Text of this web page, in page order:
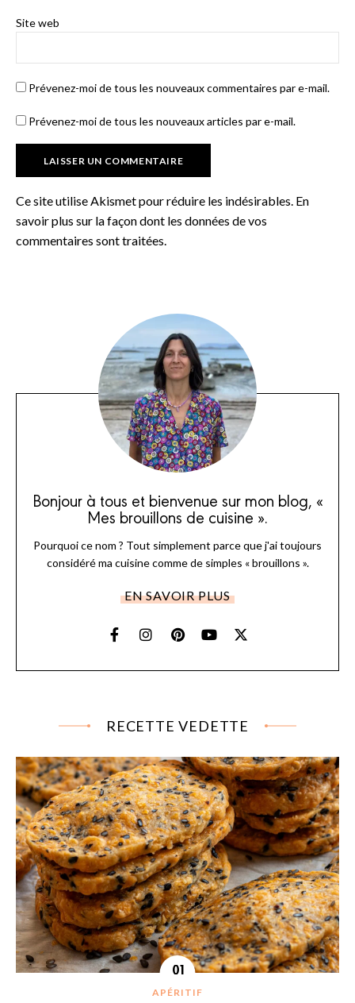
Site web
Prévenez-moi de tous les nouveaux commentaires par e-mail.
Prévenez-moi de tous les nouveaux articles par e-mail.
Ce site utilise Akismet pour réduire les indésirables. En
savoir plus sur la façon dont les données de vos
commentaires sont traitées.
Bonjour à tous et bienvenue sur mon blog, «
Mes brouillons de cuisine ».
Pourquoi ce nom ? Tout simplement parce que j'ai toujours
considéré ma cuisine comme de simples « brouillons ».
EN SAVOIR PLUS
RECETTE VEDETTE
APÉRITIF